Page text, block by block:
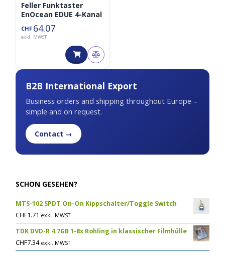
B2B International Export
Business orders and shipping throughout Europe –
simple and on request.
Contact →
SCHON GESEHEN?
MTS-102 SPDT On-On Kippschalter/Toggle Switch
CHF1.71 exkl. MWST
TDK DVD-R 4.7GB 1-8x Rohling in klassischer Filmhülle
CHF7.34 exkl. MWST
Feller Funktaster
EnOcean EDUE 4-Kanal
CHF 64.07
exkl. MWST